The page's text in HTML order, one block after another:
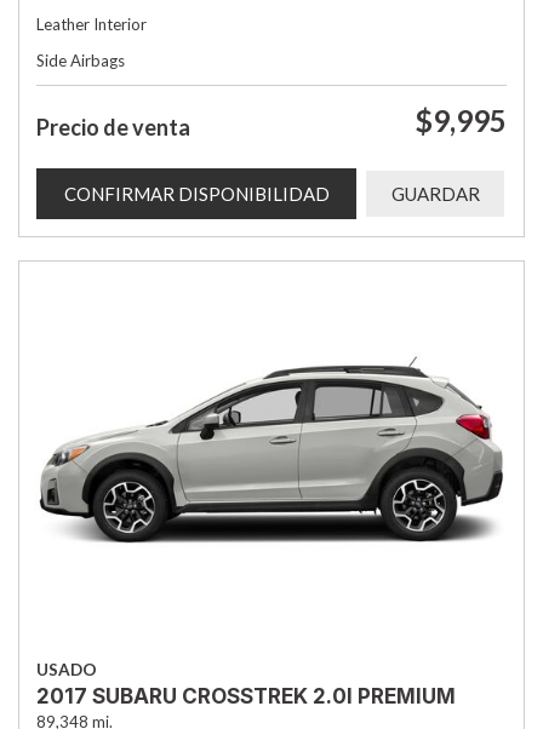
Leather Interior
Side Airbags
Precio de venta $9,995
CONFIRMAR DISPONIBILIDAD GUARDAR
USADO
2017 SUBARU CROSSTREK 2.0I PREMIUM
89,348 mi.